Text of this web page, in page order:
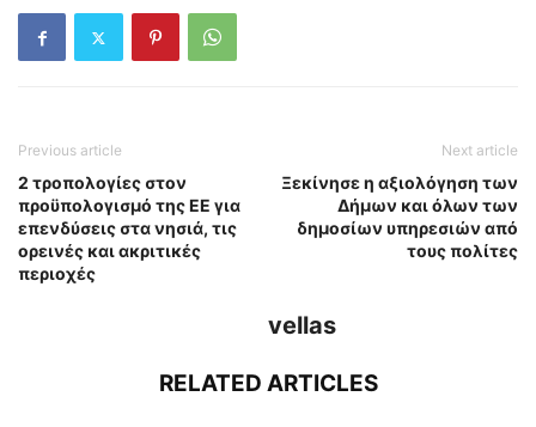
Previous article
2 τροπολογίες στον
προϋπολογισμό της ΕΕ για
επενδύσεις στα νησιά, τις
ορεινές και ακριτικές
περιοχές
Next article
Ξεκίνησε η αξιολόγηση των
Δήμων και όλων των
δημοσίων υπηρεσιών από
τους πολίτες
vellas
RELATED ARTICLES